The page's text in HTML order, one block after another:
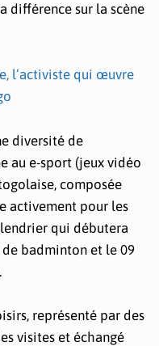
différence sur la scène
l’activiste qui œuvre
diversité de
au e-sport (jeux vidéo
composée
activement pour les
qui débutera
badminton et le 09
représenté par des
visites et échangé